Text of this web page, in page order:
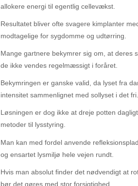
allokere energi til egentlig cellevækst.
Resultatet bliver ofte svagere kimplanter
modtagelige for sygdomme og udtørring.
Mange gartnere bekymrer sig om, at
de ikke vendes regelmæssigt i foråret.
Bekymringen er ganske valid, da lyset fra
intensitet sammenlignet med sollyset i det fri.
Løsningen er dog ikke at dreje potten
metoder til lysstyring.
Man kan med fordel anvende
og ensartet lysmiljø hele vejen rundt.
Hvis man absolut finder det nødvendigt at
bør det gøres med stor forsigtighed.